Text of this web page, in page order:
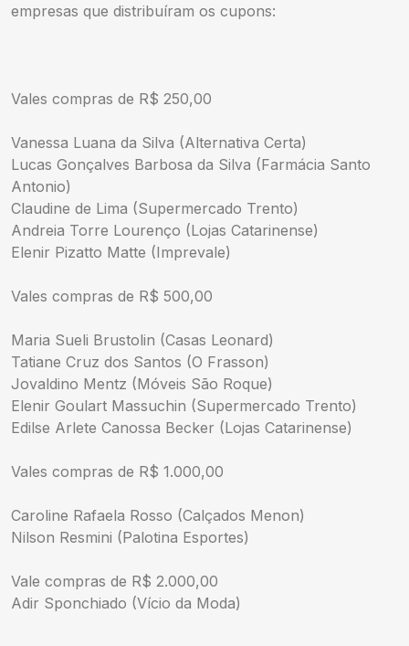
empresas que distribuíram os cupons:
Vales compras de R$ 250,00
Vanessa Luana da Silva (Alternativa Certa)
Lucas Gonçalves Barbosa da Silva (Farmácia Santo
Antonio)
Claudine de Lima (Supermercado Trento)
Andreia Torre Lourenço (Lojas Catarinense)
Elenir Pizatto Matte (Imprevale)
Vales compras de R$ 500,00
Maria Sueli Brustolin (Casas Leonard)
Tatiane Cruz dos Santos (O Frasson)
Jovaldino Mentz (Móveis São Roque)
Elenir Goulart Massuchin (Supermercado Trento)
Edilse Arlete Canossa Becker (Lojas Catarinense)
Vales compras de R$ 1.000,00
Caroline Rafaela Rosso (Calçados Menon)
Nilson Resmini (Palotina Esportes)
Vale compras de R$ 2.000,00
Adir Sponchiado (Vício da Moda)